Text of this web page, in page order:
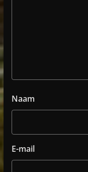
Naam
E-mail